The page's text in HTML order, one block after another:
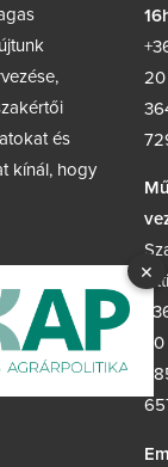
és
kínál, hogy
20
30
×